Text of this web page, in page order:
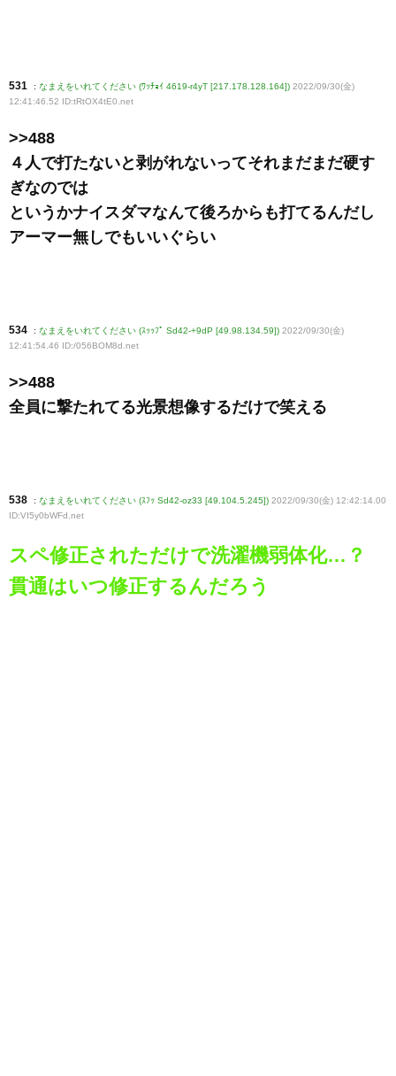
531 : なまえをいれてください (ﾜｯﾁｮｲ 4619-r4yT [217.178.128.164]) 2022/09/30(金)
12:41:46.52 ID:tRtOX4tE0 .net
>>488
４人で打たないと剥がれないってそれまだまだ硬す
ぎなのでは
というかナイスダマなんて後ろからも打てるんだし
アーマー無しでもいいぐらい
534 : なまえをいれてください (ｽｯｯﾌﾟ Sd42-+9dP [49.98.134.59]) 2022/09/30(金)
12:41:54.46 ID:/056BOM8d .net
>>488
全員に撃たれてる光景想像するだけで笑える
538 : なまえをいれてください (ｽﾌｯ Sd42-oz33 [49.104.5.245]) 2022/09/30(金) 12:42:14.00
ID:VI5y0bWFd .net
スペ修正されただけで洗濯機弱体化…？
貫通はいつ修正するんだろう